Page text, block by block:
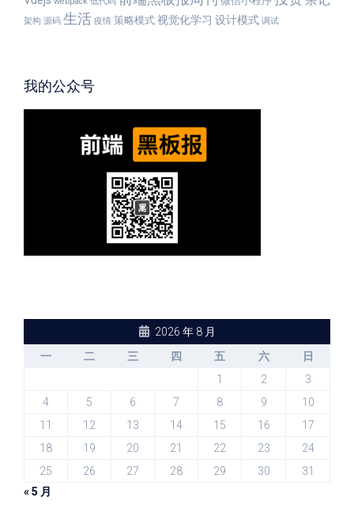
架构 源码 生活 疫情 策略模式 视觉化学习 设计模式 调试
我的公众号
2026 年 8 月
一
二 三 四 五 六
日
1
2
3
4
5 6 7 8 9
10
11
12 13 14 15 16
17
18
19 20 21 22 23
24
25
26 27 28 29 30
31
« 5 月